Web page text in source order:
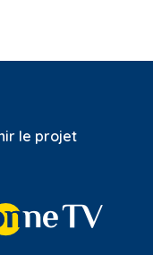
le projet